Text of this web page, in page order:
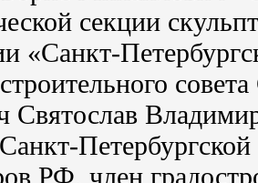
секции
«Санкт-
Святослав
РФ, член